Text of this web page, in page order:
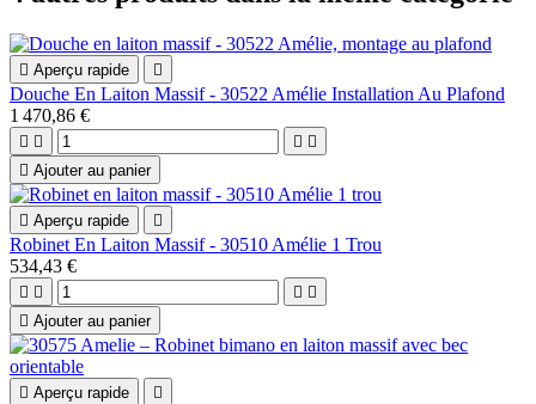
 Aperçu rapide 
Douche En Laiton Massif - 30522 Amélie Installation Au Plafond
1 470,86 €
   
 Ajouter au panier
 Aperçu rapide 
Robinet En Laiton Massif - 30510 Amélie 1 Trou
534,43 €
   
 Ajouter au panier
 Aperçu rapide 